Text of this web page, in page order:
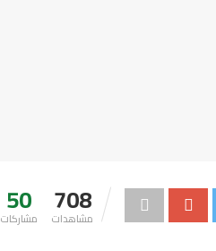
50
مشاركات 708
مشاهدات